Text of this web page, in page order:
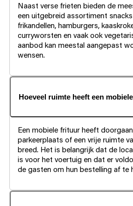
Naast verse frieten bieden de
een uitgebreid assortiment
frikandellen, hamburgers,
curryworsten en vaak ook
aanbod kan meestal aangepast
wensen.
Hoeveel ruimte heeft een
Een mobiele frituur heeft
parkeerplaats of een vrije ruimte
breed. Het is belangrijk dat de
is voor het voertuig en dat er
de gasten om hun bestelling af te